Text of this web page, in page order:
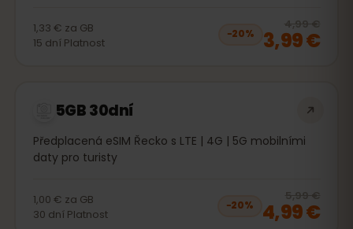
1,33 € za GB
15 dní Platnost
−20%
4,99 €
3,99 €
5GB 30dní
Předplacená eSIM Řecko s LTE | 4G | 5G mobilními
daty pro turisty
1,00 € za GB
30 dní Platnost
−20%
5,99 €
4,99 €